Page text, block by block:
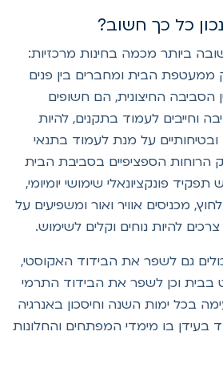
כל כך חשוב?
ביותר מכמה בחינות מרכזיות:
הבית ומחברים בין פנים
החיצונית, הם חשופים
לעמוד בתקנים, להיות
על מנת לעמוד בתנאי
הספציפיים בסביבת הבית
פונקציונאלי שימושי יומיומי,
מכניסים אוויר ואור ומשפיעים על
להיות נוחים וקלים לשימוש.
גם לשפר את הבידוד האקוסטי,
וכן לשפר את הבידוד התרמי
ימות השנה וחיסכון באנרגיה
בו מימדי המפתחים והחלונות